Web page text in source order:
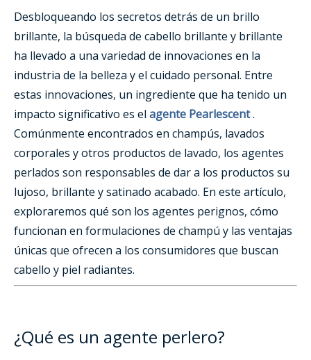
Desbloqueando los secretos detrás de un brillo
brillante, la búsqueda de cabello brillante y brillante
ha llevado a una variedad de innovaciones en la
industria de la belleza y el cuidado personal. Entre
estas innovaciones, un ingrediente que ha tenido un
impacto significativo es el agente Pearlescent.
Comúnmente encontrados en champús, lavados
corporales y otros productos de lavado, los agentes
perlados son responsables de dar a los productos su
lujoso, brillante y satinado acabado. En este artículo,
exploraremos qué son los agentes perignos, cómo
funcionan en formulaciones de champú y las ventajas
únicas que ofrecen a los consumidores que buscan
cabello y piel radiantes.
¿Qué es un agente perlero?